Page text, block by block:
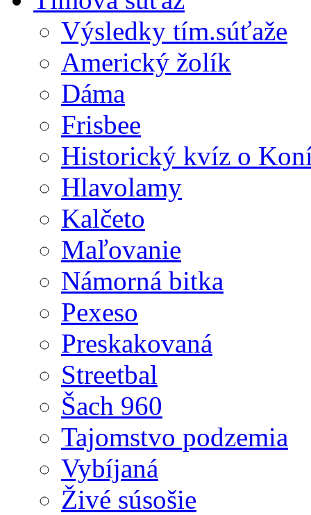
Výsledky tím.súťaže
Americký žolík
Dáma
Frisbee
Historický kvíz o
Hlavolamy
Kalčeto
Maľovanie
Námorná bitka
Pexeso
Preskakovaná
Streetbal
Šach 960
Tajomstvo podzemia
Vybíjaná
Živé súsošie